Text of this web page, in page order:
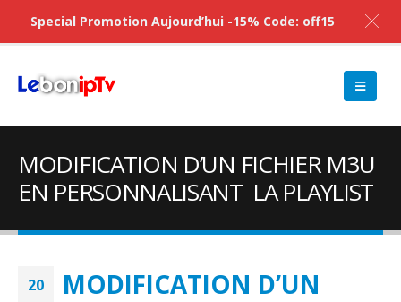
MODIFICATION D’UN FICHIER M3U
EN PERSONNALISANT LA PLAYLIST
20
MODIFICATION D’UN
Special Promotion Aujourd’hui -15% Code: off15